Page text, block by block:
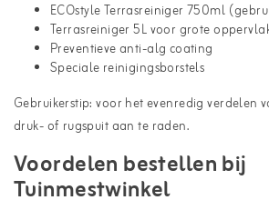
ECOstyle Terrasreiniger 750ml
Terrasreiniger 5L voor grote
Preventieve anti-alg coating
Speciale reinigingsborstels
Gebruikerstip: voor het evenredig verdelen
druk- of rugspuitaan te raden.
Voordelen bestellen bij
Tuinmestwinkel